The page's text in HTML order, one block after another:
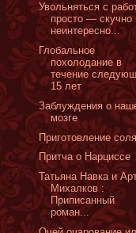
Увольняться с
просто — скучно
неинтересно...
Глобальное
похолодание в
течение
15 лет
Заблуждения о
мозге
Приготовление
Притча о Нарциссе
Татьяна Навка и
Михалков :
Приписанный
роман...